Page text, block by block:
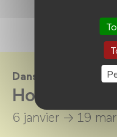
Dans le cadre de
Hollywood
6 janvier → 19